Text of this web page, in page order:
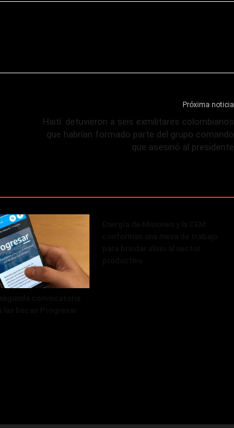
Próxima noticia
Haití: detuvieron a seis exmilitares colombianos
que habrían formado parte del grupo comando
que asesinó al presidente